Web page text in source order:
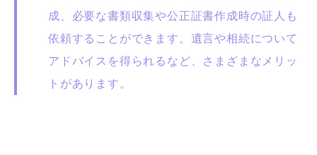
成、必要な書類収集や公正証書作成時の証人も
依頼することができます。遺言や相続について
アドバイスを得られるなど、さまざまなメリッ
トがあります。